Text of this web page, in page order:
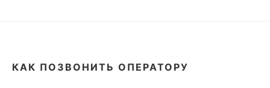
КАК ПОЗВОНИТЬ ОПЕРАТОРУ